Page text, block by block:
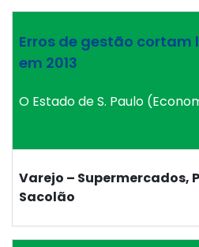
Erros de gestão cortam
em 2013
O Estado de S. Paulo
Varejo – Supermercados,
Sacolão